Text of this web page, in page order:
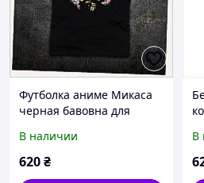
Футболка аниме Микаса
черная бавовна для
P7584C0T37
В наличии
620₴
В